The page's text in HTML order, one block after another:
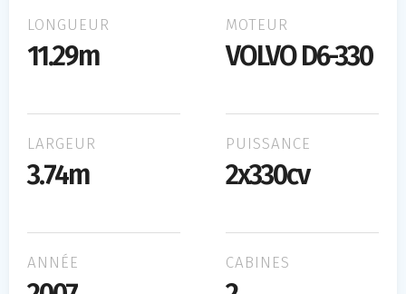
LONGUEUR
11.29m
MOTEUR
VOLVO D6-330
LARGEUR
3.74m
PUISSANCE
2x330cv
ANNÉE CABINES